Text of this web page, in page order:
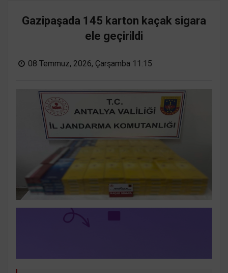
Gazipaşada 145 karton kaçak sigara
ele geçirildi
08 Temmuz, 2026, Çarşamba 11:15